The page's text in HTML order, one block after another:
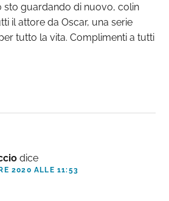
sto guardando di nuovo, colin
il attore da Oscar, una serie
tutto la vita. Complimenti a tutti
dice
2020 ALLE 11:53